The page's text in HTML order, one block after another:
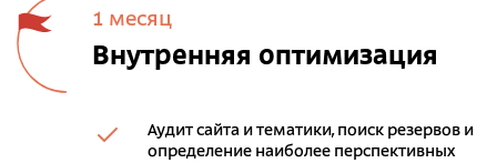
1 месяц
Внутренняя оптимизация
Аудит сайта и тематики, поиск резервов и
определение наиболее перспективных